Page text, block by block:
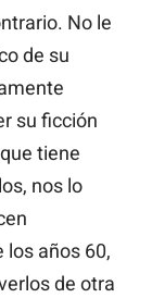
No le
de su
su ficción
tiene
nos lo
los años 60,
de otra